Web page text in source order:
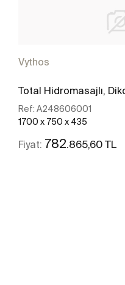
Vythos
Total Hidromasajlı,
Ref: A248606001
1700 x 750 x 435
Fiyat: 782 .865,60 TL